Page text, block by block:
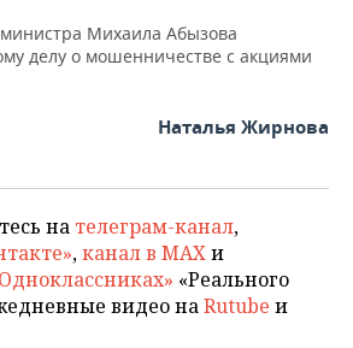
Михаила Абызова
делу о мошенничестве с акциями
Наталья Жирнова
на телеграм-канал,
,канал в MAXи
«Реального
видео наRutube и